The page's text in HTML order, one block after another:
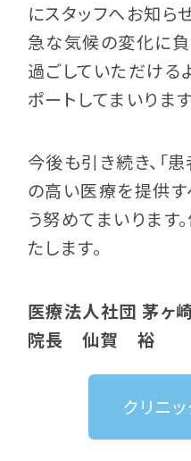
にスタッフへお知ら
急な気候の変化に負
過ごしていただける
ポートしてまいります
今後も引き続き、「
の高い医療を提供す
う努めてまいります
たします。
医療法人社団 茅ヶ
院長 仙賀 裕
クリニ